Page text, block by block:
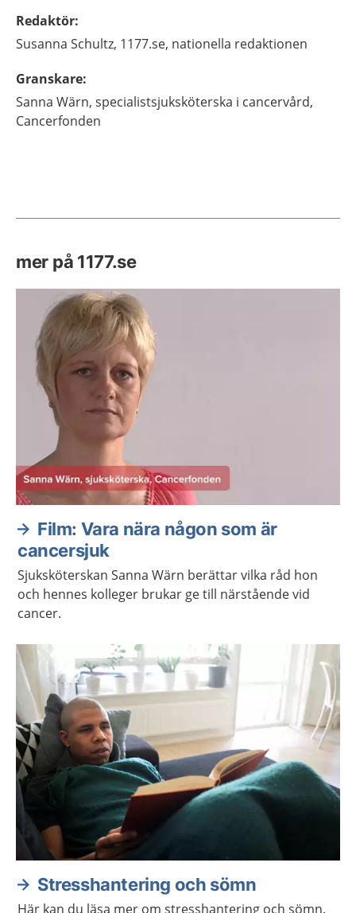
Redaktör:
Susanna Schultz, 1177.se, nationella redaktionen
Granskare:
Sanna Wärn, specialistsjuksköterska i cancervård,
Cancerfonden
mer på 1177.se
Film: Vara nära någon som är
cancersjuk
Sjuksköterskan Sanna Wärn berättar vilka råd hon
och hennes kolleger brukar ge till närstående vid
cancer.
Stresshantering och sömn
Här kan du läsa mer om stresshantering och sömn.